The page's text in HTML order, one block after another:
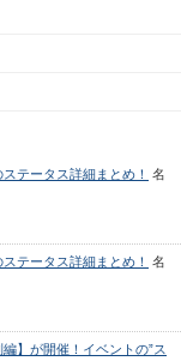
テータス詳細まとめ！
名
テータス詳細まとめ！
名
】が開催！イベントの”ス